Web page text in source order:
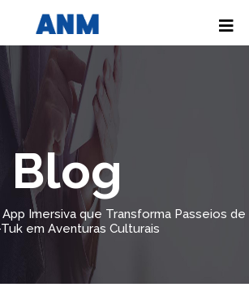
Blog
Imersiva que Transforma Passeios de
em Aventuras Culturais